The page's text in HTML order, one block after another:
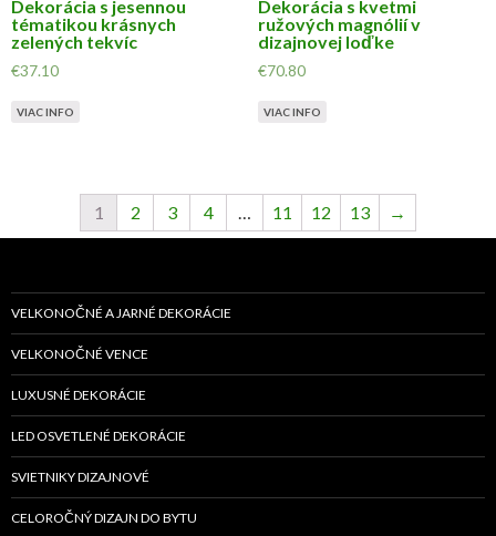
Dekorácia s jesennou
tématikou krásnych
zelených tekvíc
€37.10
VIAC INFO
Dekorácia s kvetmi
ružových magnólií v
dizajnovej loďke
€70.80
VIAC INFO
1 2 3 4 … 11 12 13 →
VELKONOČNÉ A JARNÉ DEKORÁCIE
VELKONOČNÉ VENCE
LUXUSNÉ DEKORÁCIE
LED OSVETLENÉ DEKORÁCIE
SVIETNIKY DIZAJNOVÉ
CELOROČNÝ DIZAJN DO BYTU